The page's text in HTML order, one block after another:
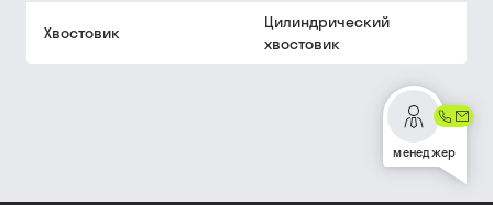
Хвостовик
Цилиндрический
хвостовик
менеджер